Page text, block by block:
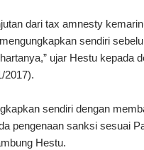
dari tax amnesty
sendiri
ujar Hestu kepada
2017).
sendiri dengan
pengenaan sanksi sesuai
Hestu.